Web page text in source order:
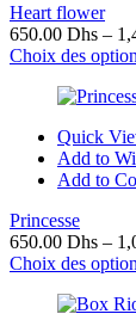
Heart flower
650.00 Dhs –
Choix des
Quick
Add to
Add to
Princesse
650.00 Dhs –
Choix des